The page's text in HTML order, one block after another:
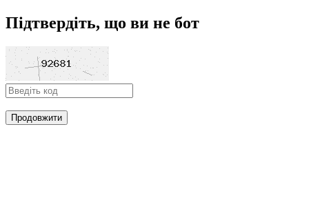
Підтвердіть, що ви не бот
Продовжити